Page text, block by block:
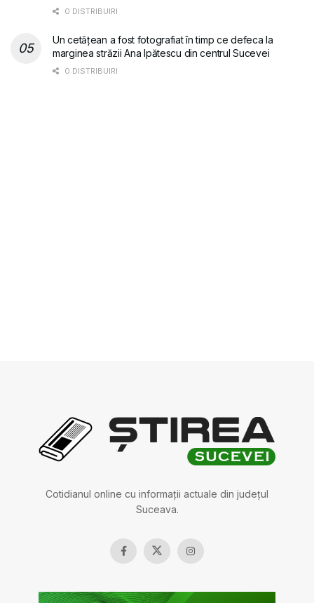
0 DISTRIBUIRI
Un cetățean a fost fotografiat în timp ce defeca la
marginea străzii Ana Ipătescu din centrul Sucevei
0 DISTRIBUIRI
Cotidianul online cu informații actuale din județul
Suceava.